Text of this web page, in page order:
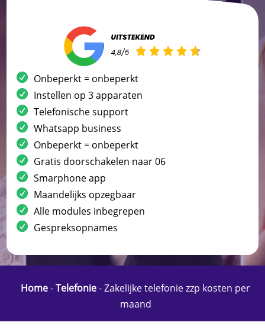
Onbeperkt = onbeperkt
Instellen op 3 apparaten
Telefonische support
Whatsapp business
Onbeperkt = onbeperkt
Gratis doorschakelen naar 06
Smarphone app
Maandelijks opzegbaar
Alle modules inbegrepen
Gespreksopnames
Home-Telefonie-Zakelijke telefonie zzp kosten per
maand